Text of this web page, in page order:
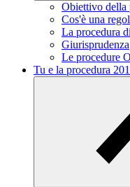
Obiettivo della
Cos'è una
La procedura
Giurisprudenza
Le procedure
Tu e la procedura